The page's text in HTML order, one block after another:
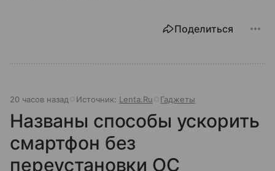
Поделиться
20 часов назад Источник: Lenta.Ru Гаджеты
Названы способы ускорить
смартфон без
переустановки ОС